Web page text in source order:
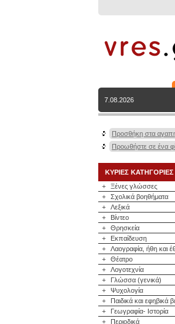
7.08.2026
Προσθήκη στα
Προωθήστε σε ένα
ΚΥΡΙΕΣ ΚΑΤΗΓΟΡΙΕΣ
+
Ξένες γλώσσες
+
Σχολικά βοηθήματα
+
Λεξικά
+
Βίντεο
+
Θρησκεία
+
Εκπαίδευση
+
Λαογραφία, ήθη και
+
Θέατρο
+
Λογοτεχνία
+
Γλώσσα (γενικά)
+
Ψυχολογία
+
Παιδικά και εφηβικά
+
Γεωγραφία- Ιστορία
+
Περιοδικά